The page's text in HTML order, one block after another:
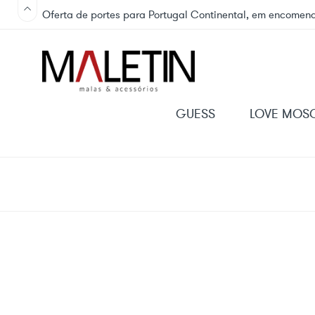
Oferta de portes para Portugal Continental, em
GUESS LOVE